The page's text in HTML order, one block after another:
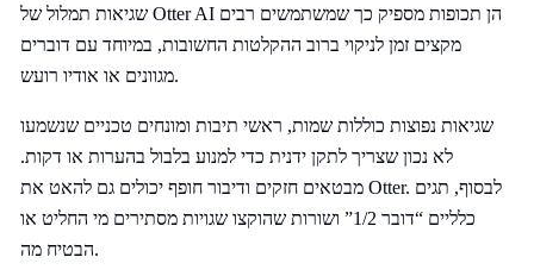
שגיאות תמלול של Otter AI הן תכופות מספיק כך שמשתמשים רבים
מקצים זמן לניקוי ברוב ההקלטות החשובות, במיוחד עם דוברים
מגוונים או אודיו רועש.
שגיאות נפוצות כוללות שמות, ראשי תיבות ומונחים טכניים שנשמעו
לא נכון שצריך לתקן ידנית כדי למנוע בלבול בהערות או דקות.
מבטאים חזקים ודיבור חופף יכולים גם להאט את Otter. לבסוף, תגים
כלליים “דובר 1/2” ושורות שהוקצו שגויות מסתירים מי החליט או
הבטיח מה.